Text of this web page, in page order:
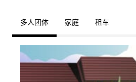
多人团体 家庭 租车